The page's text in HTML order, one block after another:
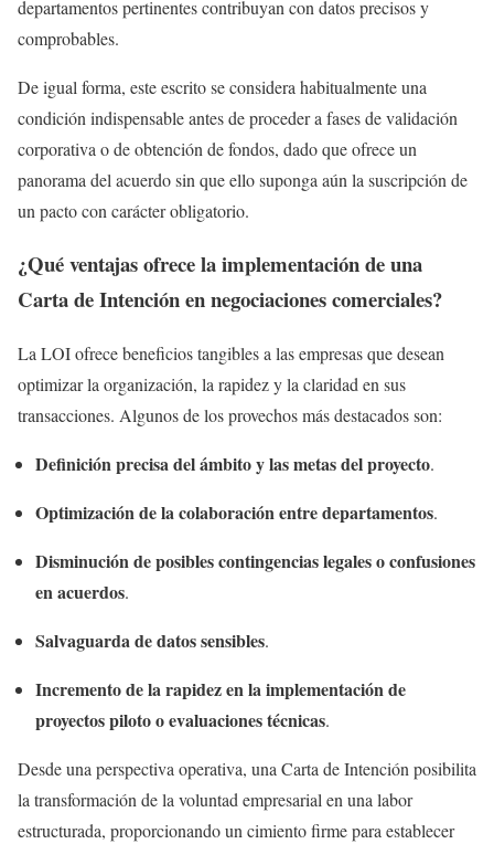
departamentos pertinentes contribuyan con datos precisos y
comprobables.
De igual forma, este escrito se considera habitualmente una
condición indispensable antes de proceder a fases de validación
corporativa o de obtención de fondos, dado que ofrece un
panorama del acuerdo sin que ello suponga aún la suscripción de
un pacto con carácter obligatorio.
¿Qué ventajas ofrece la implementación de una
Carta de Intención en negociaciones comerciales?
La LOI ofrece beneficios tangibles a las empresas que desean
optimizar la organización, la rapidez y la claridad en sus
transacciones. Algunos de los provechos más destacados son:
Definición precisa del ámbito y las metas del proyecto.
Optimización de la colaboración entre departamentos.
Disminución de posibles contingencias legales o confusiones
en acuerdos.
Salvaguarda de datos sensibles.
Incremento de la rapidez en la implementación de
proyectos piloto o evaluaciones técnicas.
Desde una perspectiva operativa, una Carta de Intención posibilita
la transformación de la voluntad empresarial en una labor
estructurada, proporcionando un cimiento firme para establecer